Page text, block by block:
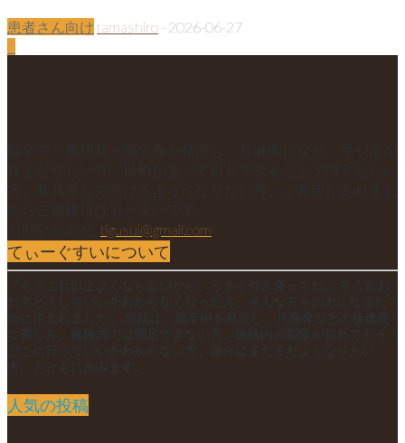
患者さん向け tamashiro - 2026-06-27
0
tigusui@gmail.com
てぃーぐすいについて
人気の投稿